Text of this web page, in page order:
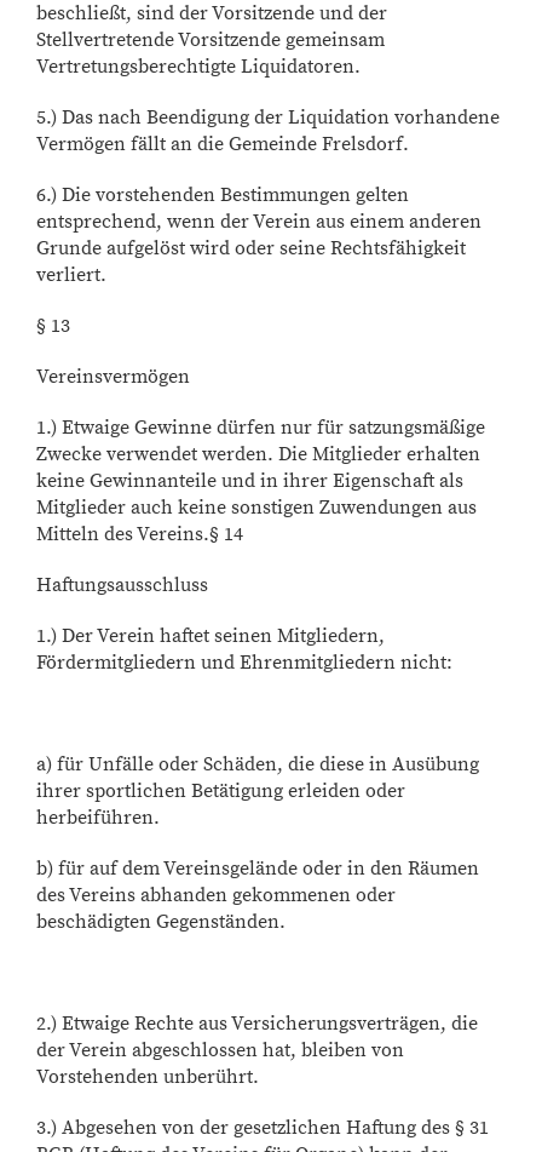
beschließt, sind der Vorsitzende und der
Stellvertretende Vorsitzende gemeinsam
Vertretungsberechtigte Liquidatoren.
5.) Das nach Beendigung der Liquidation vorhandene
Vermögen fällt an die Gemeinde Frelsdorf.
6.) Die vorstehenden Bestimmungen gelten
entsprechend, wenn der Verein aus einem anderen
Grunde aufgelöst wird oder seine Rechtsfähigkeit
verliert.
§ 13
Vereinsvermögen
1.) Etwaige Gewinne dürfen nur für satzungsmäßige
Zwecke verwendet werden. Die Mitglieder erhalten
keine Gewinnanteile und in ihrer Eigenschaft als
Mitglieder auch keine sonstigen Zuwendungen aus
Mitteln des Vereins.§ 14
Haftungsausschluss
1.) Der Verein haftet seinen Mitgliedern,
Fördermitgliedern und Ehrenmitgliedern nicht:
a) für Unfälle oder Schäden, die diese in Ausübung
ihrer sportlichen Betätigung erleiden oder
herbeiführen.
b) für auf dem Vereinsgelände oder in den Räumen
des Vereins abhanden gekommenen oder
beschädigten Gegenständen.
2.) Etwaige Rechte aus Versicherungsverträgen, die
der Verein abgeschlossen hat, bleiben von
Vorstehenden unberührt.
3.) Abgesehen von der gesetzlichen Haftung des § 31